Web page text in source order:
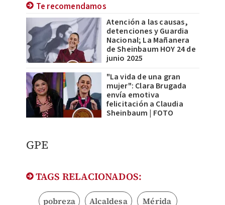
Te recomendamos
Atención a las causas,
detenciones y Guardia
Nacional; La Mañanera
de Sheinbaum HOY 24 de
junio 2025
"La vida de una gran
mujer": Clara Brugada
envía emotiva
felicitación a Claudia
Sheinbaum | FOTO
GPE
TAGS RELACIONADOS:
pobreza Alcaldesa Mérida